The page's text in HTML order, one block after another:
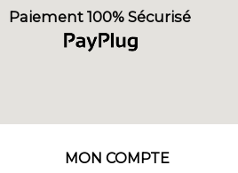
Paiement 100% Sécurisé
MON COMPTE